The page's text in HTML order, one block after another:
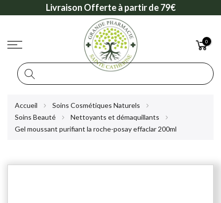
Livraison Offerte à partir de 79€
0
Accueil
Soins Cosmétiques Naturels
Soins Beauté
Nettoyants et démaquillants
Gel moussant purifiant la roche-posay effaclar 200ml